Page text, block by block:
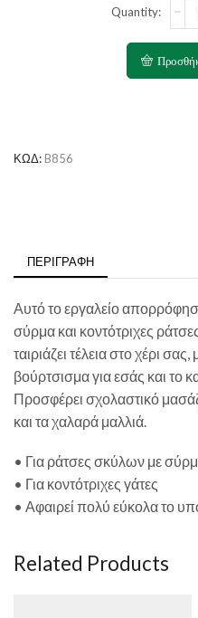
Soft
ΚΩΔ: B856
ΠΕΡΙΓΡΑΦΉ
Αυτό το εργαλείο
σύρμα και κοντότριχες
ταιριάζει τέλεια στο χέρι
βούρτσισμα για εσάς και το
Προσφέρει σχολαστικό
και τα χαλαρά μαλλιά.
• Για ράτσες σκύλων με
• Για κοντότριχες γάτες
• Αφαιρεί πολύ εύκολα το
Related Products